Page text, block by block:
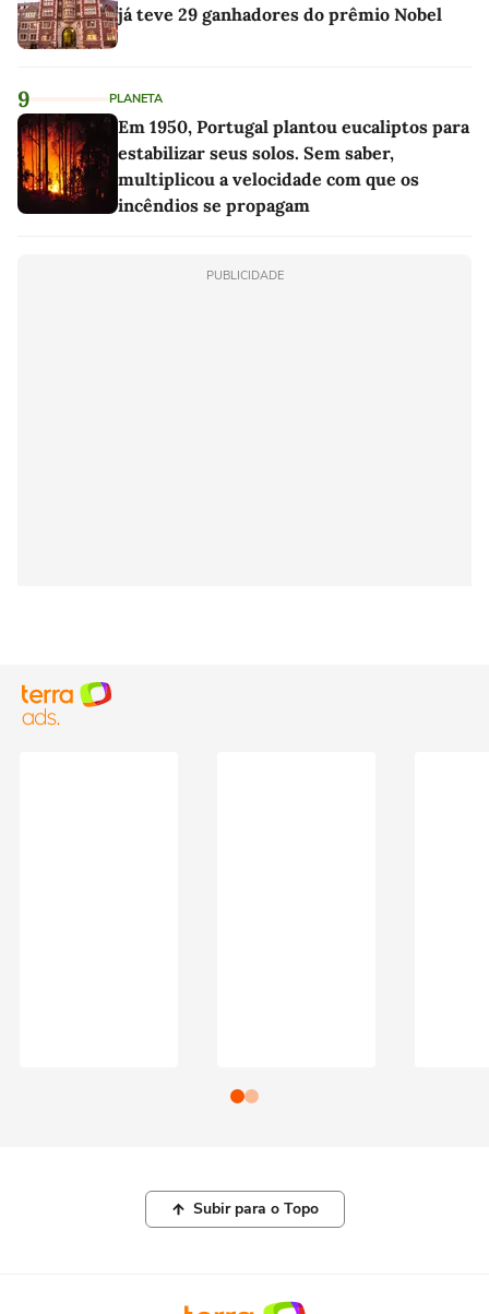
já teve 29 ganhadores do prêmio Nobel
9 PLANETA
Em 1950, Portugal plantou eucaliptos para
estabilizar seus solos. Sem saber,
multiplicou a velocidade com que os
incêndios se propagam
PUBLICIDADE
Subir para o Topo